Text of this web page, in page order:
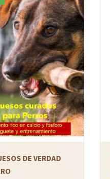
DE VERDAD